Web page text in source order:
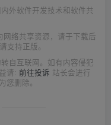
外软件开发技术和软件共
络共享资源，请于下载后
支持正版。
自互联网。如有内容侵犯
请: 前往投诉 站长会进行
删除。